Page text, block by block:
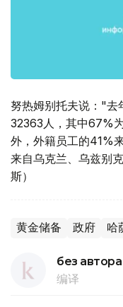
努热姆别托夫说："去
32363人，其中67%
外，外籍员工的41%
来自乌克兰、乌兹别
斯）
黄金储备 政府 哈
без автора
编译